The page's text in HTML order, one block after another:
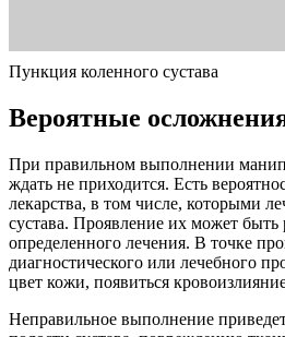
Пункция коленного сустава
Вероятные
При правильном выполнении
ждать не приходится. Есть
лекарства, в том числе, которыми
сустава. Проявление их может быть
определенного лечения. В точке
диагностического или лечебного
цвет кожи, появиться
Неправильное выполнение